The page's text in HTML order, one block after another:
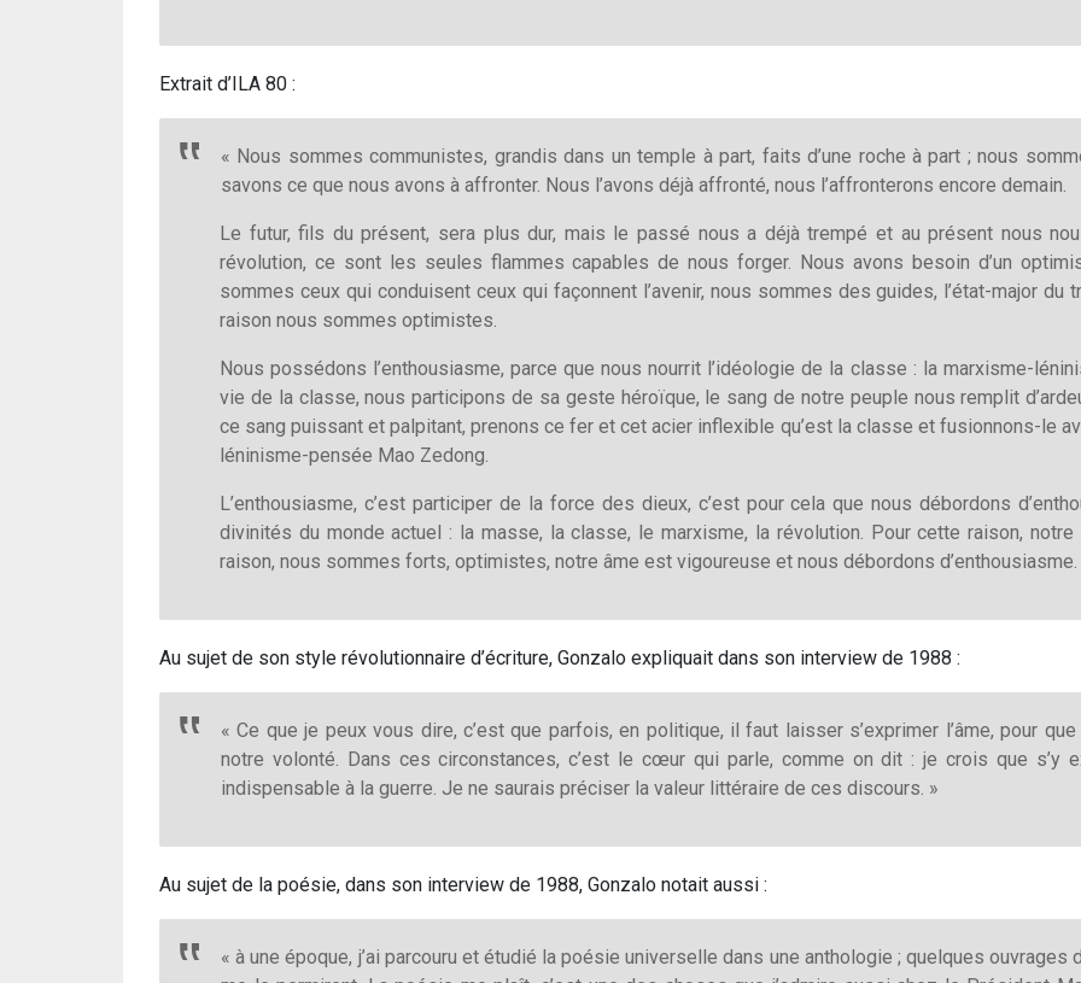
Extrait d’ILA 80 :
« Nous sommes communistes, grandis dans un temple à part, faits d’une roche à part ; nous
savons ce que nous avons à affronter. Nous l’avons déjà affronté, nous l’affronterons encore demain.
Le futur, fils du présent, sera plus dur, mais le passé nous a déjà trempé et au présent nous
révolution, ce sont les seules flammes capables de nous forger. Nous avons besoin d’un
sommes ceux qui conduisent ceux qui façonnent l’avenir, nous sommes des guides, l’état-major
raison nous sommes optimistes.
Nous possédons l’enthousiasme, parce que nous nourrit l’idéologie de la classe : la marxisme-
vie de la classe, nous participons de sa geste héroïque, le sang de notre peuple nous remplit
ce sang puissant et palpitant, prenons ce fer et cet acier inflexible qu’est la classe et fusionnons-le
léninisme-pensée Mao Zedong.
L’enthousiasme, c’est participer de la force des dieux, c’est pour cela que nous débordons
divinités du monde actuel : la masse, la classe, le marxisme, la révolution. Pour cette raison,
raison, nous sommes forts, optimistes, notre âme est vigoureuse et nous débordons d’enthousiasme.
Au sujet de son style révolutionnaire d’écriture, Gonzalo expliquait dans son interview de 1988 :
« Ce que je peux vous dire, c’est que parfois, en politique, il faut laisser s’exprimer l’âme, pour
notre volonté. Dans ces circonstances, c’est le cœur qui parle, comme on dit : je crois que s’y
indispensable à la guerre. Je ne saurais préciser la valeur littéraire de ces discours. »
Au sujet de la poésie, dans son interview de 1988, Gonzalo notait aussi :
« à une époque, j’ai parcouru et étudié la poésie universelle dans une anthologie ; quelques